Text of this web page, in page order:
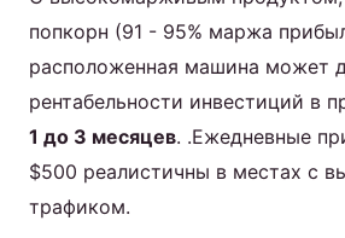
попкорн (91 - 95% маржа
расположенная машина может
рентабельности инвестиций в
1 до 3 месяцев. .Ежедневные
$500 реалистичны в местах с
трафиком.